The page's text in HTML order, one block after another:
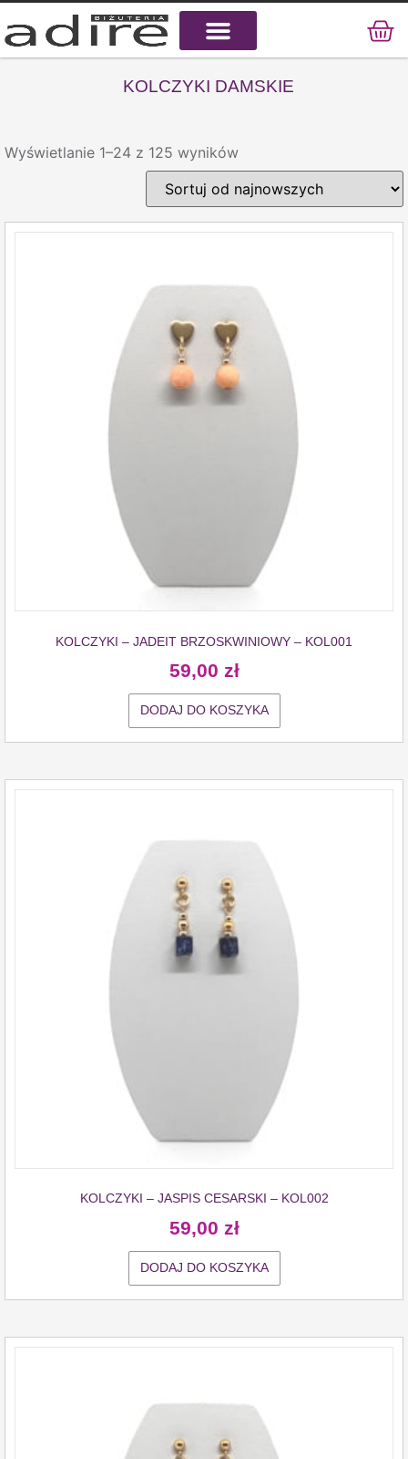
KOLCZYKI DAMSKIE
Wyświetlanie 1–24 z 125 wyników
KOLCZYKI – JADEIT BRZOSKWINIOWY – KOL001
59,00 zł
DODAJ DO KOSZYKA
KOLCZYKI – JASPIS CESARSKI – KOL002
59,00 zł
DODAJ DO KOSZYKA